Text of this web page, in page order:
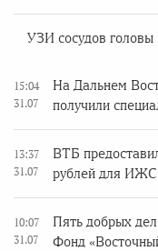
УЗИ сосудов головы
15:04
31.07
На Дальнем
получили
13:37
31.07
ВТБ
рублей для ИЖС
10:07
31.07
Пять добрых
Фонд